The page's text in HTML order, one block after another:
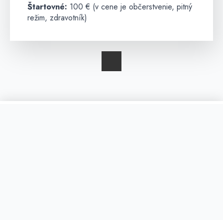
Štartovné: 100 € (v cene je občerstvenie, pitný
režim, zdravotník)